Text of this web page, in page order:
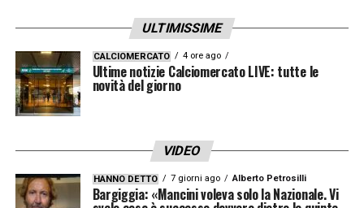
ULTIMISSIME
CALCIOMERCATO 4 ore ago
Ultime notizie Calciomercato LIVE: tutte le
novità del giorno
VIDEO
HANNO DETTO 7 giorni ago Alberto Petrosilli
Bargiggia: «Mancini voleva solo la Nazionale. Vi